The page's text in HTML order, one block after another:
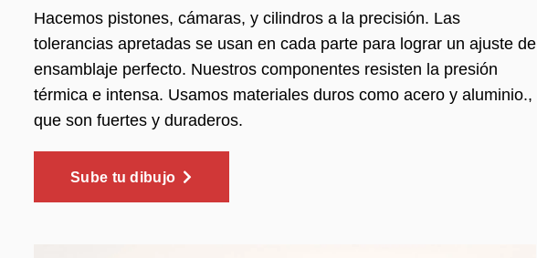
Hacemos pistones, cámaras, y cilindros a la precisión. Las
tolerancias apretadas se usan en cada parte para lograr un ajuste de
ensamblaje perfecto. Nuestros componentes resisten la presión
térmica e intensa. Usamos materiales duros como acero y aluminio.,
que son fuertes y duraderos.
Sube tu dibujo